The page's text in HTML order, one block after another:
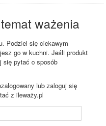
ważenia
Podziel się ciekawym
go w kuchni. Jeśli produkt
się pytać o sposób
lub zaloguj się
z ileważy.pl